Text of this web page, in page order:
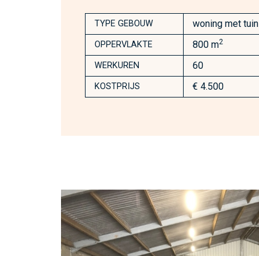
TYPE GEBOUW woning met tuin
OPPERVLAKTE 800 m2
WERKUREN 60
KOSTPRIJS € 4.500